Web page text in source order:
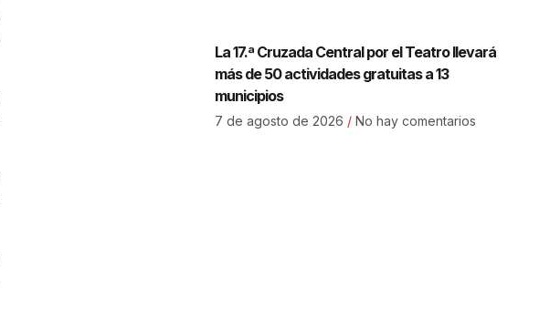
La 17.ª Cruzada Central por el Teatro llevará
más de 50 actividades gratuitas a 13
municipios
7 de agosto de 2026 No hay comentarios